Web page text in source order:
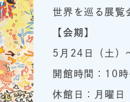
世界を巡る展覧
【会期】
5月24日（土）
開館時間：10
休館日：月曜日